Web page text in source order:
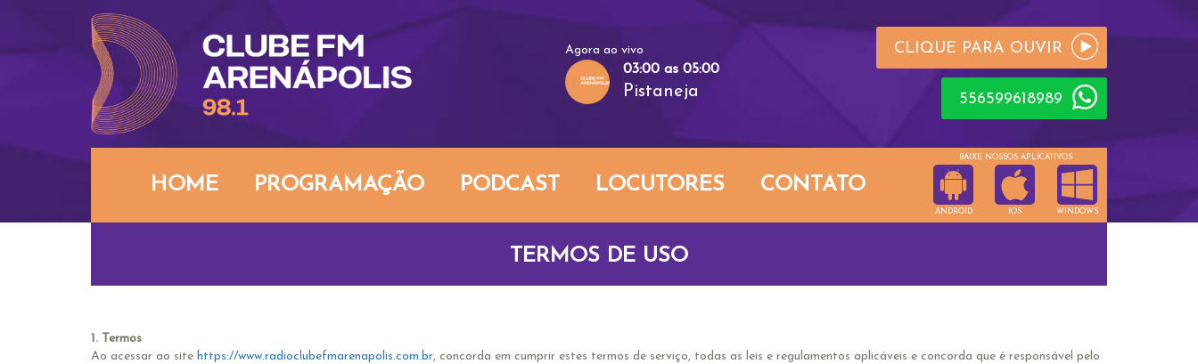
Agora ao vivo
03:00 as 05:00
Pistaneja
CLIQUE PARA OUVIR
556599618989
HOME PROGRAMAÇÃO PODCAST LOCUTORES CONTATO
BAIXE NOSSOS APLICATIVOS
ANDROID IOS WINDOWS
TERMOS DE USO
1. Termos
Ao acessar ao site https://www.radioclubefmarenapolis.com.br, concorda em cumprir estes termos de serviço, todas as leis e regulamentos aplicáveis e concorda que é responsável pelo